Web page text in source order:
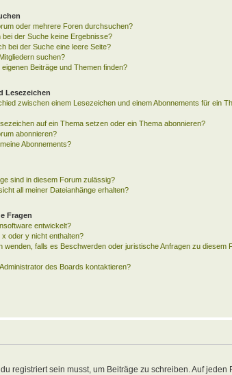
oder mehrere Foren durchsuchen?
bei der Suche keine Ergebnisse?
bei der Suche eine leere Seite?
suchen?
Beiträge und Themen finden?
Lesezeichen
zwischen einem Lesezeichen und einem Abonnements für ein
auf ein Thema setzen oder ein Thema abonnieren?
abonnieren?
Abonnements?
sind in diesem Forum zulässig?
all meiner Dateianhänge erhalten?
Fragen
entwickelt?
oder y nicht enthalten?
wenden, falls es Beschwerden oder juristische Anfragen zu diesem
des Boards kontaktieren?
registriert sein musst, um Beiträge zu schreiben. Auf jeden